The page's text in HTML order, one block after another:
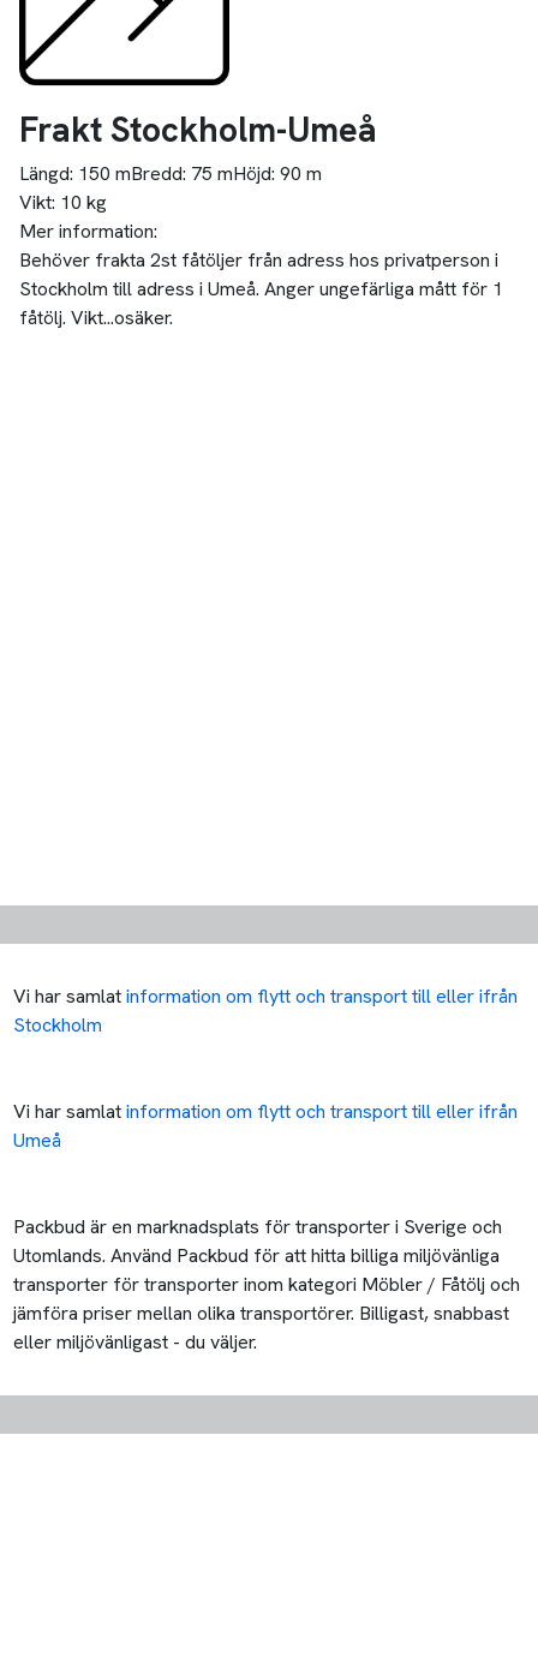
Frakt Stockholm-Umeå
Längd: 150 mBredd: 75 mHöjd: 90 m
Vikt: 10 kg
Mer information:
Behöver frakta 2st fåtöljer från adress hos privatperson i
Stockholm till adress i Umeå. Anger ungefärliga mått för 1
fåtölj. Vikt...osäker.
Vi har samlatinformation om flytt och transport till eller ifrån
Stockholm
Vi har samlatinformation om flytt och transport till eller ifrån
Umeå
Packbud är en marknadsplats för transporter i Sverige och
Utomlands. Använd Packbud för att hitta billiga miljövänliga
transporter för transporter inom kategori Möbler / Fåtölj och
jämföra priser mellan olika transportörer. Billigast, snabbast
eller miljövänligast - du väljer.